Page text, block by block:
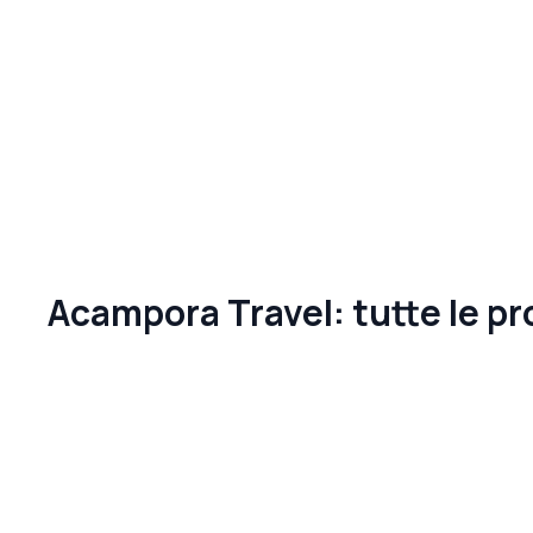
Acampora Travel: tutte le